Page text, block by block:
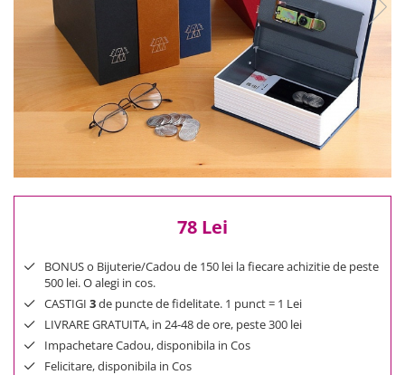
Cele mai votate
Cu video
0 Lei - 100 Lei
100 Lei - 200 Lei
200 Lei - 300 Lei
500 Lei - 1000 Lei
1000 Lei +
78 Lei
BONUS o Bijuterie/Cadou de 150 lei la fiecare achizitie de peste
500 lei. O alegi in cos.
CASTIGI 3de puncte de fidelitate. 1 punct = 1 Lei
LIVRARE GRATUITA, in 24-48 de ore, peste 300 lei
Impachetare Cadou, disponibila in Cos
Felicitare, disponibila in Cos